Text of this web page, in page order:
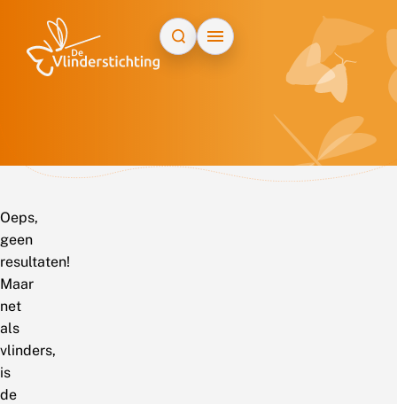
Oeps,
geen
resultaten!
Maar
net
als
vlinders,
is
de